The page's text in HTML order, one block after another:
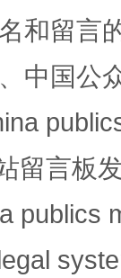
和留言
中国公
留言板
publics